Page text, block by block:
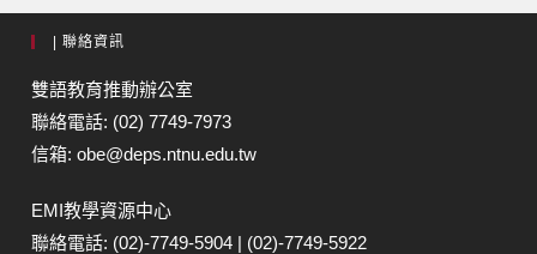
| 聯絡資訊
雙語教育推動辦公室
聯絡電話: (02) 7749-7973
信箱: obe@deps.ntnu.edu.tw
EMI教學資源中心
聯絡電話: (02)-7749-5904 | (02)-7749-5922